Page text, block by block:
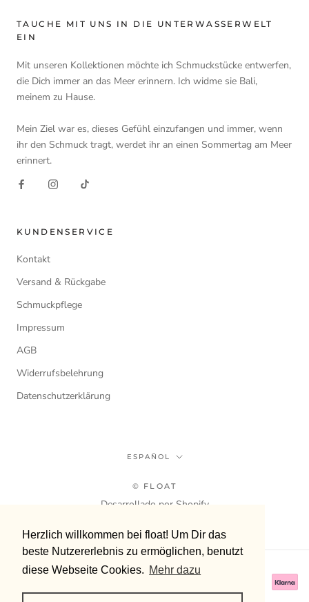
Herzlich willkommen bei float! Um Dir das
beste Nutzererlebnis zu ermöglichen, benutzt
diese Webseite Cookies. Mehr dazu
Herzlich willkommen bei float! Um Dir das
beste Nutzererlebnis zu ermöglichen, benutzt
diese Webseite Cookies. Mehr dazu
TAUCHE MIT UNS IN DIE UNTERWASSERWELT
EIN
Mit unseren Kollektionen möchte ich Schmuckstücke entwerfen,
die Dich immer an das Meer erinnern. Ich widme sie Bali,
meinem zu Hause.
Mein Ziel war es, dieses Gefühl einzufangen und immer, wenn
ihr den Schmuck tragt, werdet ihr an einen Sommertag am Meer
erinnert.
KUNDENSERVICE
Kontakt
Versand & Rückgabe
Schmuckpflege
Impressum
AGB
Widerrufsbelehrung
Datenschutzerklärung
Idioma
ESPAÑOL
© FLOAT
Desarrollado por Shopify